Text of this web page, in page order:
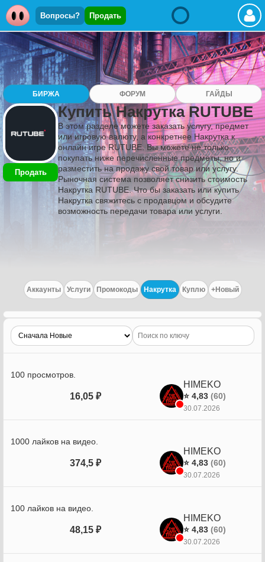
Вопросы? Продать
БИРЖА ФОРУМ ГАЙДЫ
Продать
Купить Накрутка RUTUBE
В этом разделе можете заказать услугу, предмет
или игровую валюту, а конкретнее Накрутка к
онлайн игре RUTUBE. Вы можете не только
покупать ниже перечисленные предметы, но и
разместить на продажу свой товар или услугу.
Рыночная система позволяет снизить стоимость
Накрутка RUTUBE. Что бы заказать или купить
Накрутка свяжитесь с продавцом и обсудите
возможность передачи товара или услуги.
Аккаунты Услуги Промокоды Накрутка Куплю +Новый
100 просмотров.
16,05 ₽
HIMEKO
⭐ 4,83 (60)
30.07.2026
1000 лайков на видео.
374,5 ₽
HIMEKO
⭐ 4,83 (60)
30.07.2026
100 лайков на видео.
48,15 ₽
HIMEKO
⭐ 4,83 (60)
30.07.2026